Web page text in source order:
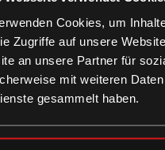
Cookies, um
Zugriffe auf unsere
an unsere Partner für
mit weiteren
gesammelt haben.